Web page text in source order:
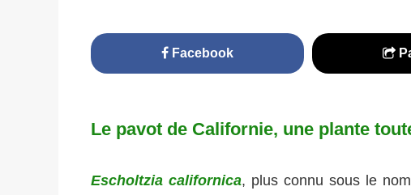
Facebook
Le pavot de Californie, une plante
Escholtzia californica, plus connu sous le